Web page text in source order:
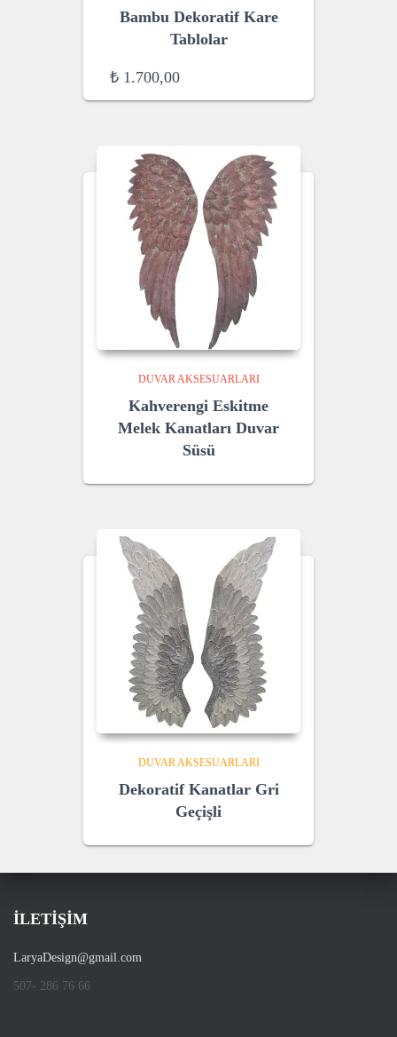
Bambu Dekoratif Kare
Tablolar
₺ 1.700,00
DUVAR AKSESUARLARI
Kahverengi Eskitme
Melek Kanatları Duvar
Süsü
DUVAR AKSESUARLARI
Dekoratif Kanatlar Gri
Geçişli
İLETİŞİM
LaryaDesign@gmail.com
507- 286 76 66